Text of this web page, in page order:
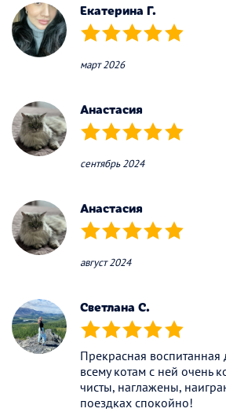
Екатерина Г.
(*) (*) (*) (*) (*)
март 2026
Анастасия
(*) (*) (*) (*) (*)
сентябрь 2024
Анастасия
(*) (*) (*) (*) (*)
август 2024
Светлана С.
(*) (*) (*) (*) (*)
Прекрасная воспитанная
всему котам с ней очень
чисты, наглажены,
поездках спокойно!